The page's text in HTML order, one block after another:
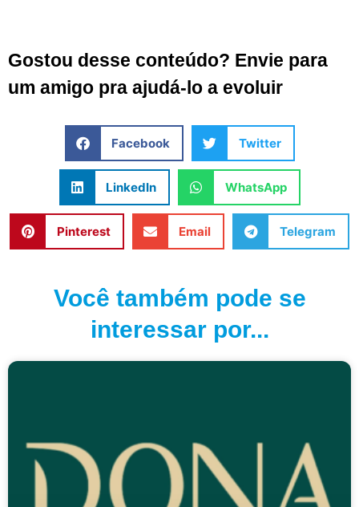
Gostou desse conteúdo? Envie para
um amigo pra ajudá-lo a evoluir
Facebook Twitter
LinkedIn WhatsApp
Pinterest Email Telegram
Você também pode se
interessar por...